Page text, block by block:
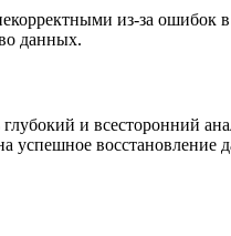
из-за ошибок
данных.
и всесторонний
успешное восстановление